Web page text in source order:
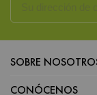
SOBRE
CONÓCENOS